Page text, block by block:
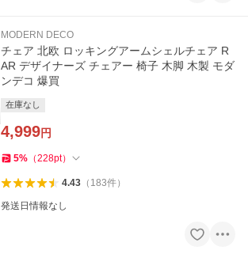
MODERN DECO
チェア 北欧 ロッキングアームシェルチェア R
AR デザイナーズ チェアー 椅子 木脚 木製 モダ
ンデコ 爆買
在庫なし
4,999円
5% （228pt）
4.43（ 183件）
発送日情報なし